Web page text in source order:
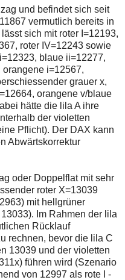
und befindet sich seit
vermutlich bereits in
sich mit roter I=12193,
roter IV=12243 sowie
blaue ii=12277,
i=12567,
grauer x,
orangene v/blaue
hätte die lila A ihre
der violetten
Pflicht). Der DAX kann
Abwärtskorrektur
oder Doppelflat mit sehr
roter X=13039
mit hellgrüner
Im Rahmen der lila
Rücklauf
rechnen, bevor die lila C
13039 und der violetten
führen wird (Szenario
von 12997 als rote I -